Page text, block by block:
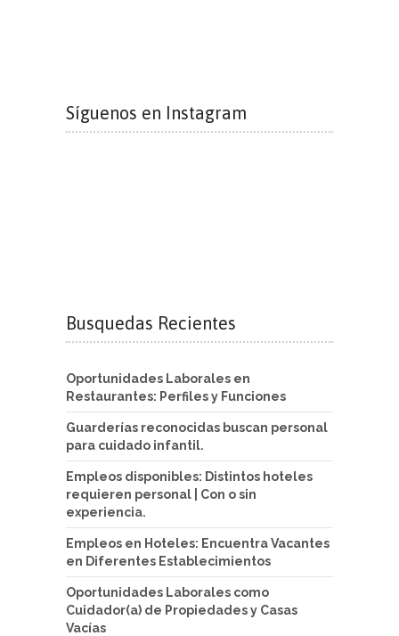
Síguenos en Instagram
Busquedas Recientes
Oportunidades Laborales en
Restaurantes: Perfiles y Funciones
Guarderías reconocidas buscan personal
para cuidado infantil.
Empleos disponibles: Distintos hoteles
requieren personal | Con o sin
experiencia.
Empleos en Hoteles: Encuentra Vacantes
en Diferentes Establecimientos
Oportunidades Laborales como
Cuidador(a) de Propiedades y Casas
Vacías